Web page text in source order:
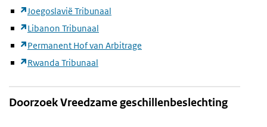
Joegoslavië Tribunaal
Libanon Tribunaal
Permanent Hof van Arbitrage
Rwanda Tribunaal
Doorzoek Vreedzame geschillenbeslechting